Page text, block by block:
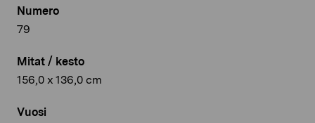
Numero
79
Mitat / kesto
156,0 x 136,0 cm
Vuosi